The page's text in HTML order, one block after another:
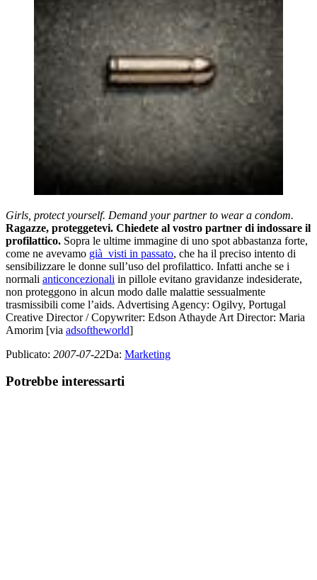
Girls, protect yourself. Demand your partner to wear a condom.
Ragazze, proteggetevi. Chiedete al vostro partner di indossare il
profilattico. Sopra le ultime immagine di uno spot abbastanza forte,
come ne avevamo già visti in passato, che ha il preciso intento di
sensibilizzare le donne sull’uso del profilattico. Infatti anche se i
normali anticoncezionali in pillole evitano gravidanze indesiderate,
non proteggono in alcun modo dalle malattie sessualmente
trasmissibili come l’aids. Advertising Agency: Ogilvy, Portugal
Creative Director / Copywriter: Edson Athayde Art Director: Maria
Amorim [via adsoftheworld]
Publicato: 2007-07-22Da: Marketing
Potrebbe interessarti